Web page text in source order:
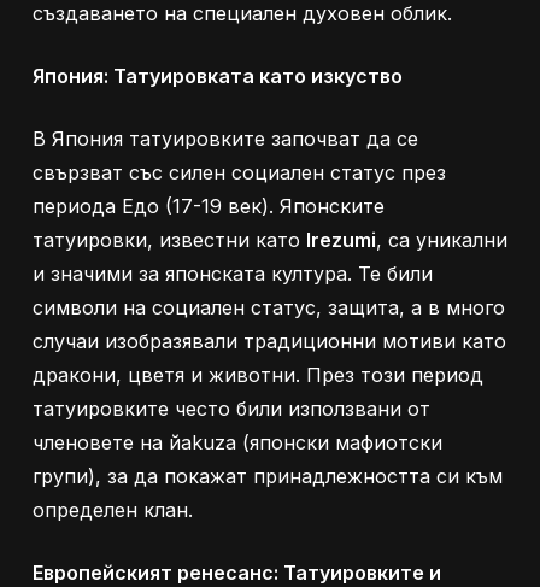
създаването на специален духовен облик.
Япония: Татуировката като изкуство
В Япония татуировките започват да се
свързват със силен социален статус през
периода Едо (17-19 век). Японските
татуировки, известни като Irezumi, са уникални
и значими за японската култура. Те били
символи на социален статус, защита, а в много
случаи изобразявали традиционни мотиви като
дракони, цветя и животни. През този период
татуировките често били използвани от
членовете на йakuza (японски мафиотски
групи), за да покажат принадлежността си към
определен клан.
Европейският ренесанс: Татуировките и